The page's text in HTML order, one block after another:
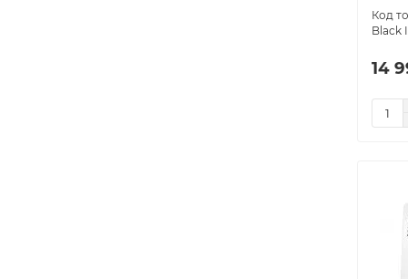
Black
14